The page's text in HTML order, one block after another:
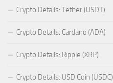
Crypto Details: Tether (USDT)
Crypto Details: Cardano (ADA)
Crypto Details: Ripple (XRP)
Crypto Details: USD Coin (USDC)